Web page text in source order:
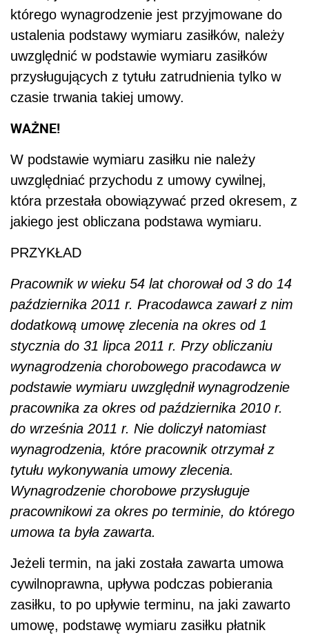
którego wynagrodzenie jest przyjmowane do
ustalenia podstawy wymiaru zasiłków, należy
uwzględnić w podstawie wymiaru zasiłków
przysługujących z tytułu zatrudnienia tylko w
czasie trwania takiej umowy.
WAŻNE!
W podstawie wymiaru zasiłku nie należy
uwzględniać przychodu z umowy cywilnej,
która przestała obowiązywać przed okresem, z
jakiego jest obliczana podstawa wymiaru.
PRZYKŁAD
Pracownik w wieku 54 lat chorował od 3 do 14
października 2011 r. Pracodawca zawarł z nim
dodatkową umowę zlecenia na okres od 1
stycznia do 31 lipca 2011 r. Przy obliczaniu
wynagrodzenia chorobowego pracodawca w
podstawie wymiaru uwzględnił wynagrodzenie
pracownika za okres od października 2010 r.
do września 2011 r. Nie doliczył natomiast
wynagrodzenia, które pracownik otrzymał z
tytułu wykonywania umowy zlecenia.
Wynagrodzenie chorobowe przysługuje
pracownikowi za okres po terminie, do którego
umowa ta była zawarta.
Jeżeli termin, na jaki została zawarta umowa
cywilnoprawna, upływa podczas pobierania
zasiłku, to po upływie terminu, na jaki zawarto
umowę, podstawę wymiaru zasiłku płatnik